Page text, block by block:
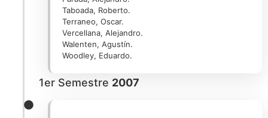
Taboada, Roberto.
Terraneo, Oscar.
Vercellana, Alejandro.
Walenten, Agustín.
Woodley, Eduardo.
1er Semestre 2007